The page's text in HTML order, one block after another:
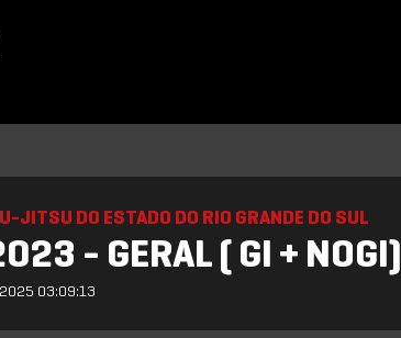
JITSU DO ESTADO DO RIO GRANDE DO SUL
- GERAL ( GI + NOGI)
2025 03:09:13